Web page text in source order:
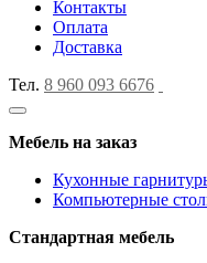
Контакты
Оплата
Доставка
Тел. 8 960 093 6676
Мебель на заказ
Кухонные
Компьютерные
Стандартная мебель